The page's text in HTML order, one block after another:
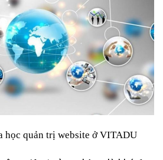
học quản trị website ở VITADU